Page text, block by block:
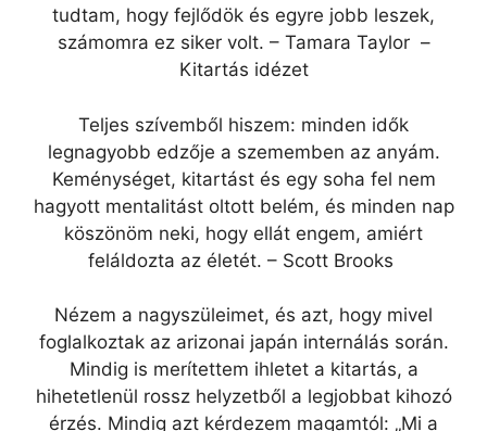
tudtam, hogy fejlődök és egyre jobb leszek,
számomra ez siker volt. – Tamara Taylor –
Kitartás idézet
Teljes szívemből hiszem: minden idők
legnagyobb edzője a szememben az anyám.
Keménységet, kitartást és egy soha fel nem
hagyott mentalitást oltott belém, és minden nap
köszönöm neki, hogy ellát engem, amiért
feláldozta az életét. – Scott Brooks
Nézem a nagyszüleimet, és azt, hogy mivel
foglalkoztak az arizonai japán internálás során.
Mindig is merítettem ihletet a kitartás, a
hihetetlenül rossz helyzetből a legjobbat kihozó
érzés. Mindig azt kérdezem magamtól: „Mi a